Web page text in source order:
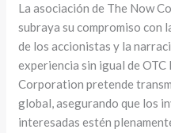
La asociación de The Now
subraya su compromiso con
de los accionistas y la
experiencia sin igual de OTC
Corporation pretende
global, asegurando que los
interesadas estén